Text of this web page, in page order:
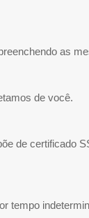
as
de você.
de certificado
tempo